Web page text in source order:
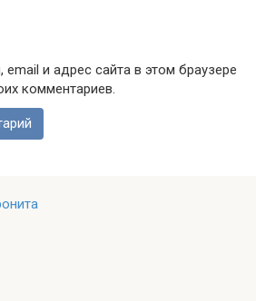
и адрес сайта в этом браузере
комментариев.